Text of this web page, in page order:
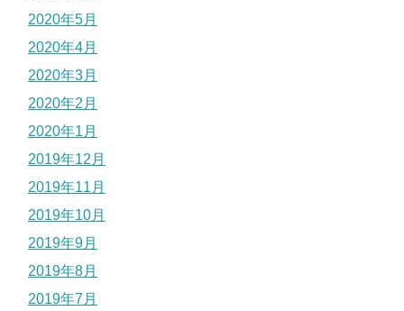
2020年5月
2020年4月
2020年3月
2020年2月
2020年1月
2019年12月
2019年11月
2019年10月
2019年9月
2019年8月
2019年7月